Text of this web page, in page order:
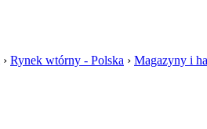
› Rynek wtórny - Polska › Magazyny i